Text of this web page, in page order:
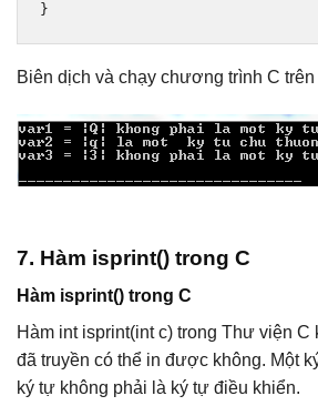
}
Biên dịch và chạy chương trình C trên
7. Hàm isprint() trong C
Hàm isprint() trong C
Hàm int isprint(int c) trong Thư viện C
đã truyền có thể in được không. Một
ký tự không phải là ký tự điều khiển.